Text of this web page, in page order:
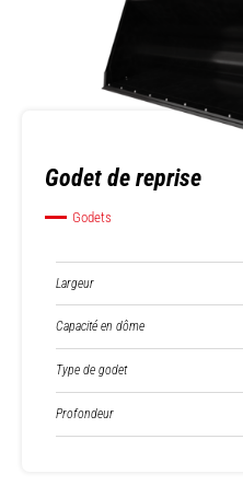
Godet de reprise
Godets
Largeur
Capacité en dôme
Type de godet
Profondeur